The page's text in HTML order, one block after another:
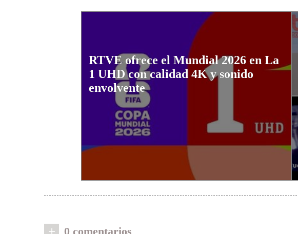
RTVE ofrece el Mundial 2026 en La
1 UHD con calidad 4K y sonido
envolvente
+ 0 comentarios